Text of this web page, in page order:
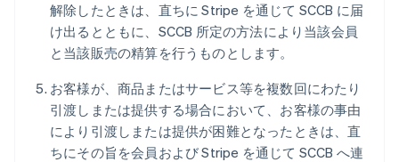
解除したときは、直ちに Stripe を通じて SCCB に届
け出るとともに、SCCB 所定の方法により当該会員
と当該販売の精算を行うものとします。
お客様が、商品またはサービス等を複数回にわたり
引渡しまたは提供する場合において、お客様の事由
により引渡しまたは提供が困難となったときは、直
ちにその旨を会員および Stripe を通じて SCCB へ連